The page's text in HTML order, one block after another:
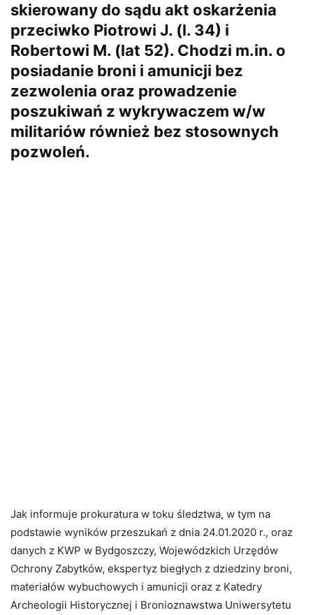
skierowany do sądu akt oskarżenia
przeciwko Piotrowi J. (l. 34) i
Robertowi M. (lat 52). Chodzi m.in. o
posiadanie broni i amunicji bez
zezwolenia oraz prowadzenie
poszukiwań z wykrywaczem w/w
militariów również bez stosownych
pozwoleń.
Jak informuje prokuratura w toku śledztwa, w tym na
podstawie wyników przeszukań z dnia 24.01.2020 r., oraz
danych z KWP w Bydgoszczy, Wojewódzkich Urzędów
Ochrony Zabytków, ekspertyz biegłych z dziedziny broni,
materiałów wybuchowych i amunicji oraz z Katedry
Archeologii Historycznej i Bronioznawstwa Uniwersytetu